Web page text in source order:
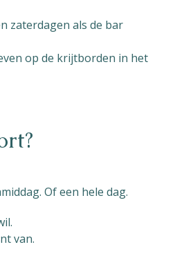
zaterdagen als de bar
op de krijtborden in het
Of een hele dag.
van.